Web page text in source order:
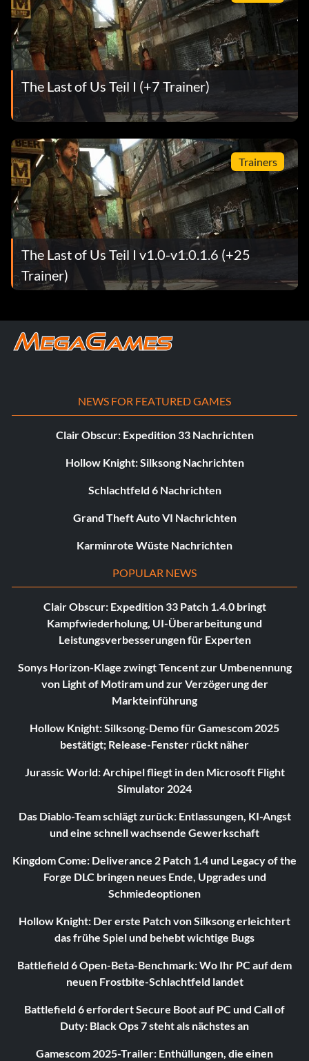
The Last of Us Teil I (+7 Trainer)
Trainers
The Last of Us Teil I v1.0-v1.0.1.6 (+25
Trainer)
NEWS FOR FEATURED GAMES
Clair Obscur: Expedition 33 Nachrichten
Hollow Knight: Silksong Nachrichten
Schlachtfeld 6 Nachrichten
Grand Theft Auto VI Nachrichten
Karminrote Wüste Nachrichten
POPULAR NEWS
Clair Obscur: Expedition 33 Patch 1.4.0 bringt
Kampfwiederholung, UI-Überarbeitung und
Leistungsverbesserungen für Experten
Sonys Horizon-Klage zwingt Tencent zur Umbenennung
von Light of Motiram und zur Verzögerung der
Markteinführung
Hollow Knight: Silksong-Demo für Gamescom 2025
bestätigt; Release-Fenster rückt näher
Jurassic World: Archipel fliegt in den Microsoft Flight
Simulator 2024
Das Diablo-Team schlägt zurück: Entlassungen, KI-Angst
und eine schnell wachsende Gewerkschaft
Kingdom Come: Deliverance 2 Patch 1.4 und Legacy of the
Forge DLC bringen neues Ende, Upgrades und
Schmiedeoptionen
Hollow Knight: Der erste Patch von Silksong erleichtert
das frühe Spiel und behebt wichtige Bugs
Battlefield 6 Open-Beta-Benchmark: Wo Ihr PC auf dem
neuen Frostbite-Schlachtfeld landet
Battlefield 6 erfordert Secure Boot auf PC und Call of
Duty: Black Ops 7 steht als nächstes an
Gamescom 2025-Trailer: Enthüllungen, die einen